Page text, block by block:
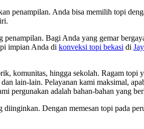
penampilan. Anda bisa memilih topi
Bagi Anda yang gemar
impian Anda di konveksi topi bekasi di
komunitas, hingga sekolah. Ragam topi
lain-lain. Pelayanan kami maksimal,
pergunakan adalah bahan-bahan yang
Dengan memesan topi pada